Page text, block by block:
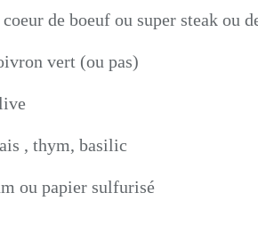
de boeuf ou super steak ou
vert (ou pas)
, thym, basilic
ou papier sulfurisé